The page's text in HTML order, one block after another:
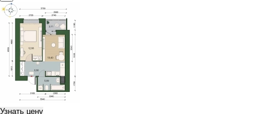
Узнать цену